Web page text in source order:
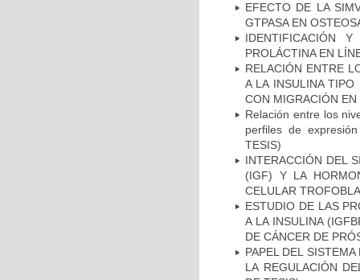
EFECTO DE LA
GTPASA EN
IDENTIFICACIÓN
PROLÁCTINA EN
RELACIÓN ENTRE
A LA INSULINA
CON MIGRACIÓN
Relación entre los
perfiles de
TESIS)
INTERACCIÓN DEL
(IGF) Y LA
CELULAR
ESTUDIO DE LAS
A LA INSULINA
DE CÁNCER DE
PAPEL DEL
LA REGULACIÓN